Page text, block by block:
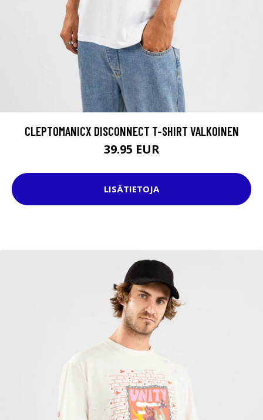
CLEPTOMANICX DISCONNECT T-SHIRT VALKOINEN
39.95 EUR
LISÄTIETOJA